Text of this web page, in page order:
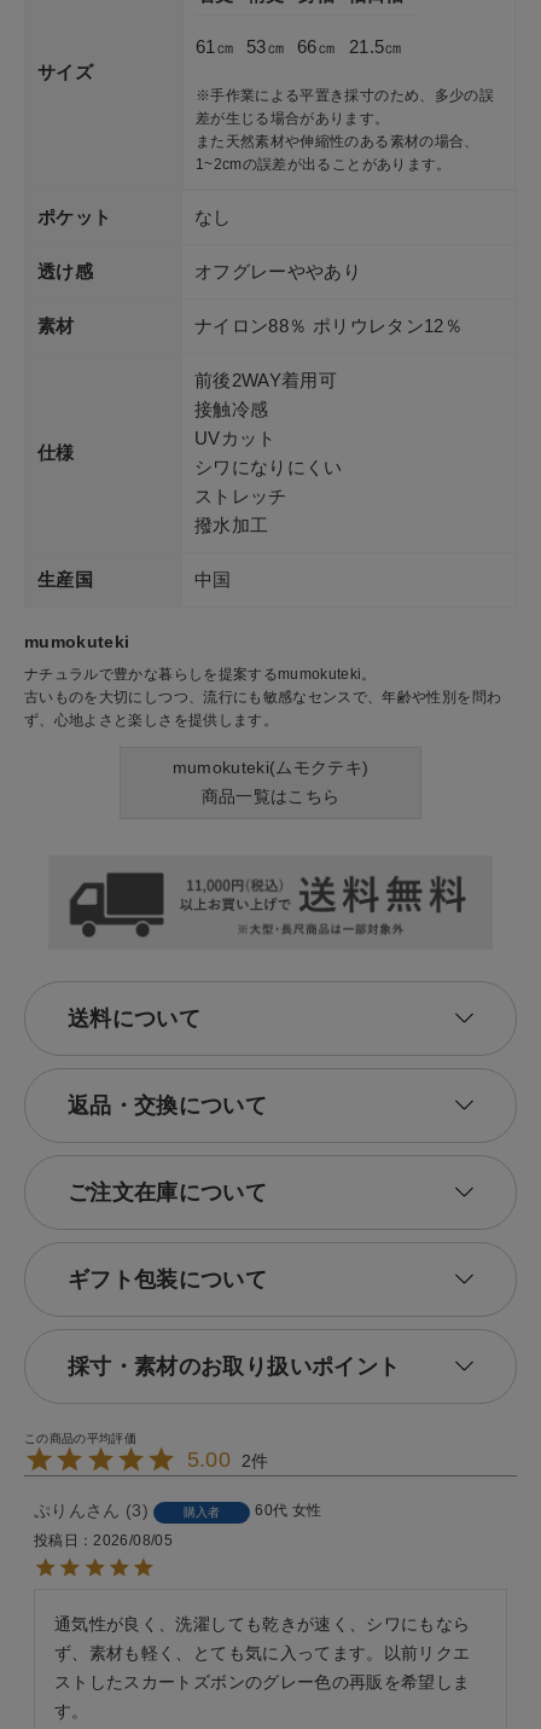
サイズ
61㎝ 53㎝ 66㎝ 21.5㎝
※手作業による平置き採寸のため、多少の誤
差が生じる場合があります。
また天然素材や伸縮性のある素材の場合、
1~2cmの誤差が出ることがあります。
ポケット なし
透け感 オフグレーややあり
素材 ナイロン88％ ポリウレタン12％
仕様
前後2WAY着用可
接触冷感
UVカット
シワになりにくい
ストレッチ
撥水加工
生産国 中国
mumokuteki
ナチュラルで豊かな暮らしを提案するmumokuteki。
古いものを大切にしつつ、流行にも敏感なセンスで、年齢や性別を問わ
ず、心地よさと楽しさを提供します。
mumokuteki(ムモクテキ)
商品一覧はこちら
送料について
返品・交換について
ご注文在庫について
ギフト包装について
採寸・素材のお取り扱いポイント
5.00 2
ぷりん 3 購入者 60代 女性
投稿日
2026/08/05
通気性が良く、洗濯しても乾きが速く、シワにもなら
ず、素材も軽く、とても気に入ってます。以前リクエ
ストしたスカートズボンのグレー色の再販を希望しま
す。